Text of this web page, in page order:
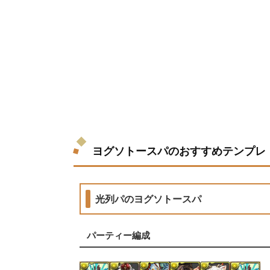
ヨグソトースパのおすすめテンプレ
光列パのヨグソトースパ
パーティー編成